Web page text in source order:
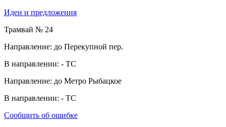
Идеи и предложения
Трамвай № 24
Направление: до Перекупной пер.
В направлении: - ТС
Направление: до Метро Рыбацкое
В направлении: - ТС
Сообщить об ошибке